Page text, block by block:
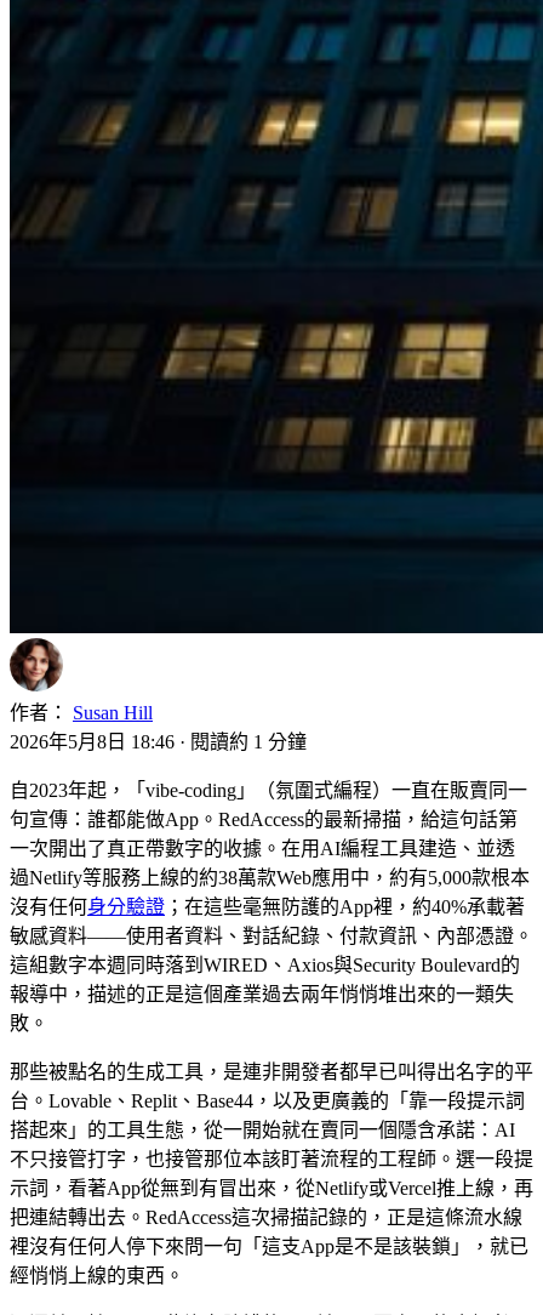
作者：
Susan Hill
2026年5月8日 18:46 · 閱讀約 1 分鐘
自2023年起，「vibe-coding」（氛圍式編程）一直在販賣同一
句宣傳：誰都能做App。RedAccess的最新掃描，給這句話第
一次開出了真正帶數字的收據。在用AI編程工具建造、並透
過Netlify等服務上線的約38萬款Web應用中，約有5,000款根本
沒有任何身分驗證 ；在這些毫無防護的App裡，約40%承載著
敏感資料——使用者資料、對話紀錄、付款資訊、內部憑證。
這組數字本週同時落到WIRED、Axios與Security Boulevard的
報導中，描述的正是這個產業過去兩年悄悄堆出來的一類失
敗。
那些被點名的生成工具，是連非開發者都早已叫得出名字的平
台。Lovable、Replit、Base44，以及更廣義的「靠一段提示詞
搭起來」的工具生態，從一開始就在賣同一個隱含承諾：AI
不只接管打字，也接管那位本該盯著流程的工程師。選一段提
示詞，看著App從無到有冒出來，從Netlify或Vercel推上線，再
把連結轉出去。RedAccess這次掃描記錄的，正是這條流水線
裡沒有任何人停下來問一句「這支App是不是該裝鎖」，就已
經悄悄上線的東西。